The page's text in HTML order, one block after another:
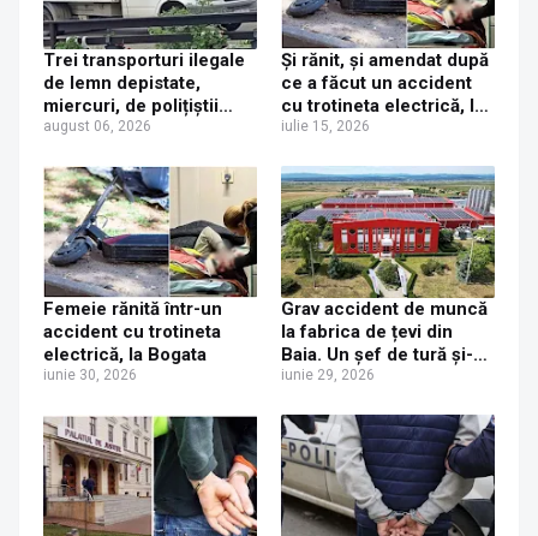
Trei transporturi ilegale
de lemn depistate,
miercuri, de polițiștii
suceveni
august 06, 2026
Și rănit, și amendat după
ce a făcut un accident
cu trotineta electrică, la
Cotu Băii
iulie 15, 2026
Femeie rănită într-un
accident cu trotineta
electrică, la Bogata
iunie 30, 2026
Grav accident de muncă
la fabrica de țevi din
Baia. Un șef de tură și-a
prins capul în utilajul pe
deblocheze
iunie 29, 2026